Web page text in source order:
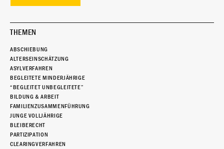
THEMEN
ABSCHIEBUNG
ALTERSEINSCHÄTZUNG
ASYLVERFAHREN
BEGLEITETE MINDERJÄHRIGE
“BEGLEITET UNBEGLEITETE”
BILDUNG & ARBEIT
FAMILIENZUSAMMENFÜHRUNG
JUNGE VOLLJÄHRIGE
BLEIBERECHT
PARTIZIPATION
CLEARINGVERFAHREN